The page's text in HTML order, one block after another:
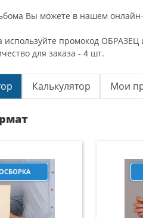
Вы можете в нашем
используйте промокод
для заказа - 4 шт.
Калькулятор Мои